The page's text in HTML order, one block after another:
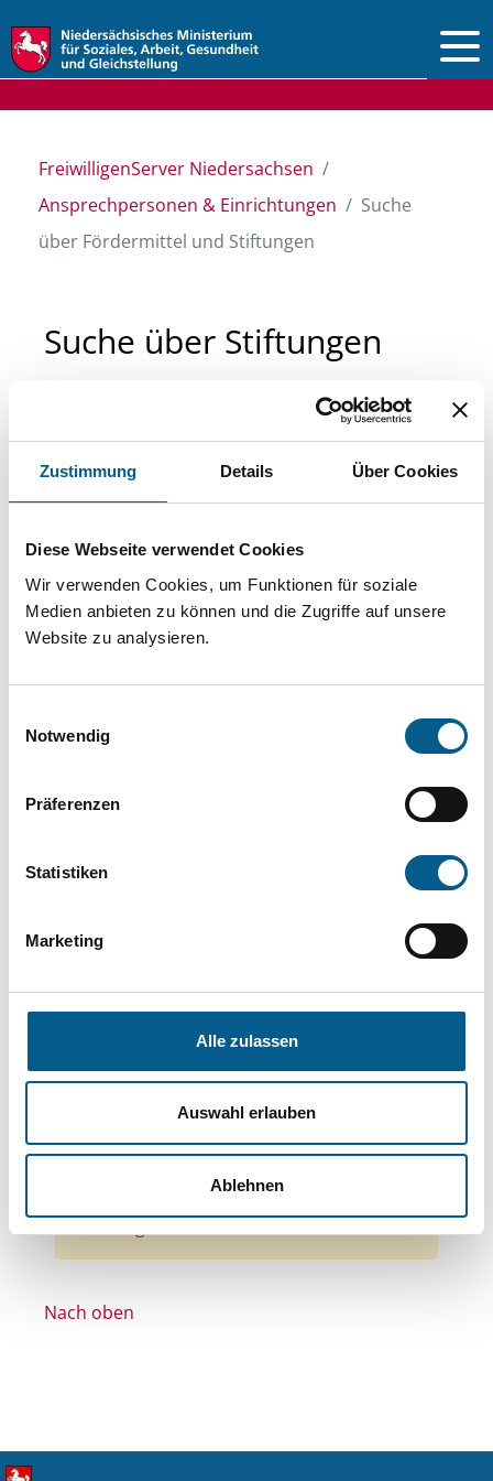
Zustimmung Details Über Cookies
Diese Webseite verwendet Cookies
Wir verwenden Cookies, um Funktionen für soziale
Medien anbieten zu können und die Zugriffe auf unsere
Website zu analysieren.
Notwendig
Präferenzen
Statistiken
Marketing
Alle zulassen
Auswahl erlauben
Ablehnen
FreiwilligenServer Niedersachsen
Ansprechpersonen & Einrichtungen
Suche
über Fördermittel und Stiftungen
Suche über Stiftungen
Sie suchen finanzielle Unterstützung für ein
Projekt oder ein Vorhaben? Hier können Sie
direkt über unsere Fördermitteldatenbank und
Stiftungsdatenbank recherchieren. Bei der
Suche bitte die Groß- und Kleinschreibung
beachten.
können durch die Wahl von Bereichen oder
Themen: Integration
Themen: Bildung und Erziehung
Themen: Wohltätige Zwecke
Themen: Denkmalschutz
Themen: Bürgerschaftliches Engagement
Nach oben